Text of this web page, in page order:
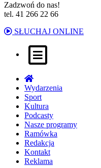
Zadzwoń do nas!
tel. 41 266 22 66
SŁUCHAJ ONLINE
Wydarzenia
Sport
Kultura
Podcasty
Nasze programy
Ramówka
Redakcja
Kontakt
Reklama